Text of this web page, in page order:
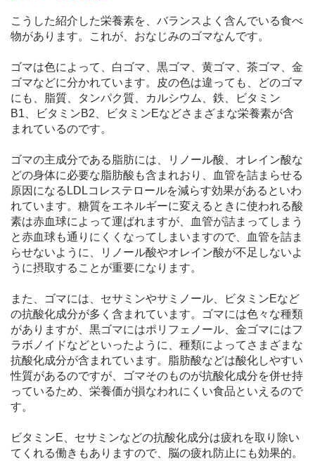
こうした紹介した栄養素を、バランスよく含んでいる食べ
物があります。これが、おなじみのゴマなんです。
ゴマは色によって、白ゴマ、黒ゴマ、黄ゴマ、茶ゴマ、金
ゴマなどに分かれています。皮の色は違っても、どのゴマ
にも、脂質、タンパク質、カルシウム、鉄、ビタミン
B1、ビタミンB2、ビタミンEなどさまざまな栄養素が含
まれているのです。
ゴマの主成分である脂肪には、リノール酸、オレイン酸な
どの身体に必要な脂肪酸も含まれおり、血管を詰まらせる
原因になるLDLコレステロールを減らす効果があるといわ
れています。糖質をエネルギーに変えるときに使われる酸
素は赤血球によって運ばれますが、血管が詰まってしまう
と赤血球も通りにくくなってしまいますので、血管を詰ま
らせないように、リノール酸やオレイン酸が不足しないよ
うに摂取することが重要になります。
また、ゴマには、セサミンやサミノール、ビタミンEなど
の抗酸化成分が多く含まれています。ゴマには色々な種類
がありますが、黒ゴマにはポリフェノール、金ゴマにはフ
ラボノイドなどといったように、種類によってさまざまな
抗酸化成分が含まれています。脂肪酸などは酸化しやすい
性質があるのですが、ゴマそのものが抗酸化成分を併せ持
っているため、栄養価が損なわれにくい食品といえるので
す。
ビタミンE、セサミンなどの抗酸化成分は疲れを取り除い
てくれる働きもありますので、脳の疲れ防止にも効果的。